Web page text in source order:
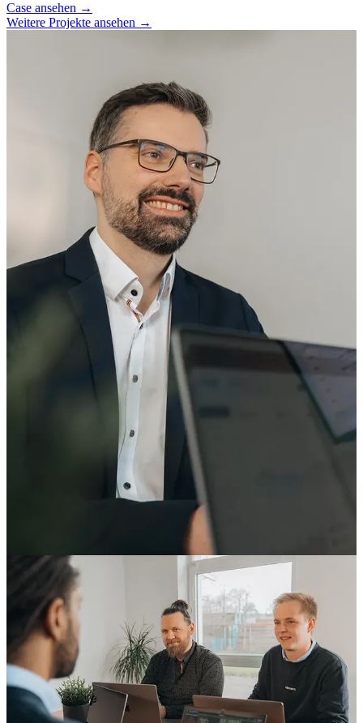
Case ansehen →
Weitere Projekte ansehen →